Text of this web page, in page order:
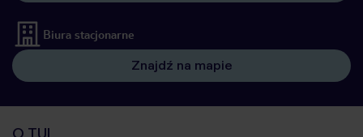
Biura stacjonarne
Znajdź na mapie
O TUI